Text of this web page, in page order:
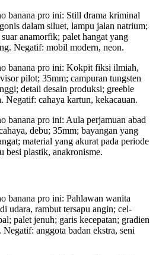
banana pro ini: Still drama kriminal
dalam siluet, lampu jalan natrium;
anamorfik; palet hangat yang
Negatif: mobil modern, neon.
banana pro ini: Kokpit fiksi ilmiah,
pilot; 35mm; campuran tungsten
detail desain produksi; greeble
Negatif: cahaya kartun, kekacauan.
banana pro ini: Aula perjamuan abad
debu; 35mm; bayangan yang
material yang akurat pada periode
besi plastik, anakronisme.
banana pro ini: Pahlawan wanita
udara, rambut tersapu angin; cel-
palet jenuh; garis kecepatan; gradien
anggota badan ekstra, seni